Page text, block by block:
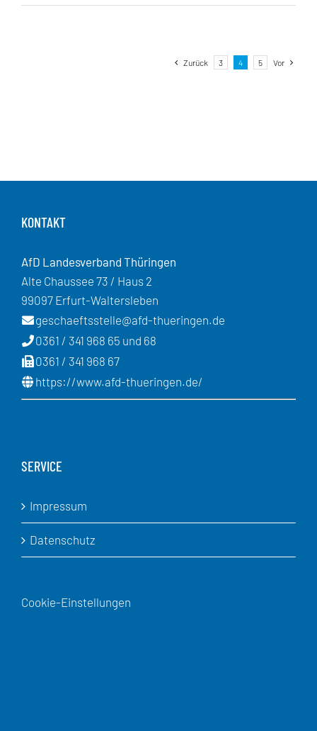
Zurück 3 4 5 Vor
KONTAKT
AfD Landesverband Thüringen
Alte Chaussee 73 / Haus 2
99097 Erfurt-Waltersleben
geschaeftsstelle@afd-thueringen.de
0361 / 341 968 65 und 68
0361 / 341 968 67
https://www.afd-thueringen.de/
SERVICE
Impressum
Datenschutz
Cookie-Einstellungen